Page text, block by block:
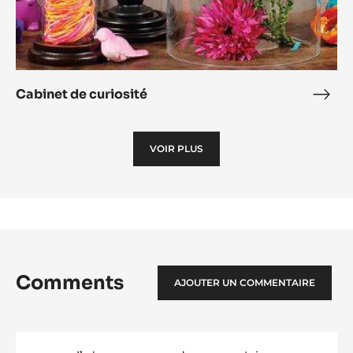
Cabinet de curiosité
VOIR PLUS
Comments AJOUTER UN COMMENTAIRE